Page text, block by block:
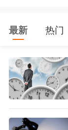
最新 热门